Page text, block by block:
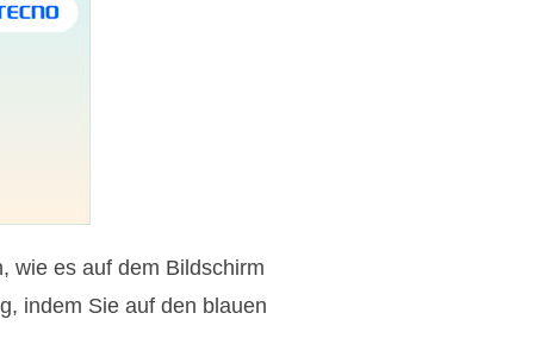
wie es auf dem Bildschirm
indem Sie auf den blauen